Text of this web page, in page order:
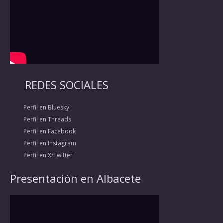
REDES SOCIALES
Perfil en Bluesky
Perfil en Threads
Perfil en Facebook
Perfil en Instagram
Perfil en X/Twitter
Presentación en Albacete